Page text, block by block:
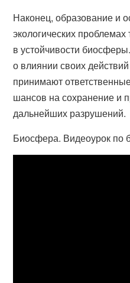
Наконец, образование и
экологических
в устойчивости
о влиянии своих
принимают
шансов на сохранение и
дальнейших разрушений.
Биосфера. Видеоурок по